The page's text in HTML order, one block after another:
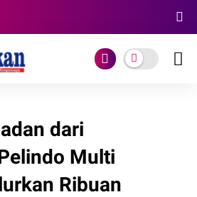
dari
Multi
Ribuan